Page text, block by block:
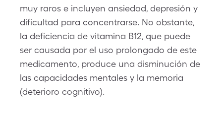
muy raros e incluyen ansiedad, depresión y
dificultad para concentrarse. No obstante,
la deficiencia de vitamina B12, que puede
ser causada por el uso prolongado de este
medicamento, produce una disminución de
las capacidades mentales y la memoria
(deterioro cognitivo).